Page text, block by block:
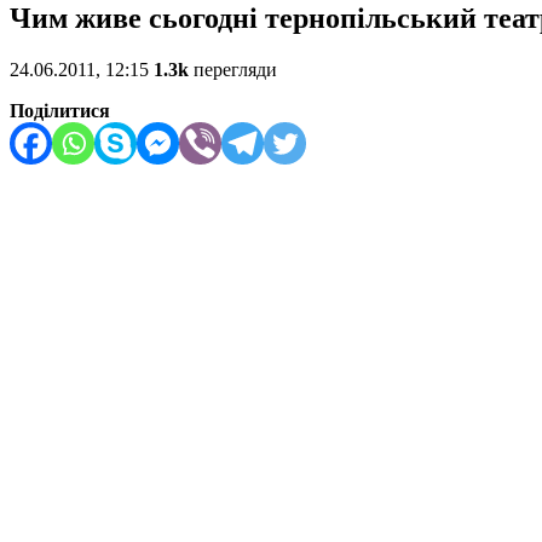
Чим живе сьогодні тернопільський
24.06.2011, 12:15 1.3k перегляди
Поділитися